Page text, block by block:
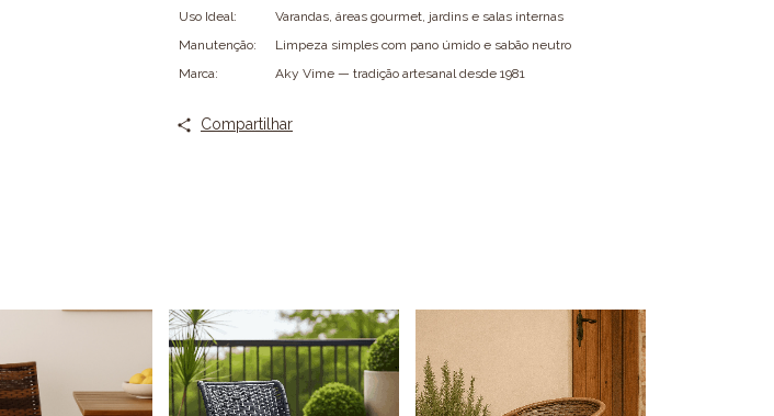
Uso Ideal:
Varandas, áreas gourmet, jardins e salas internas
Manutenção:
Limpeza simples com pano úmido e sabão neutro
Marca:
Aky Vime — tradição artesanal desde 1981
Compartilhar